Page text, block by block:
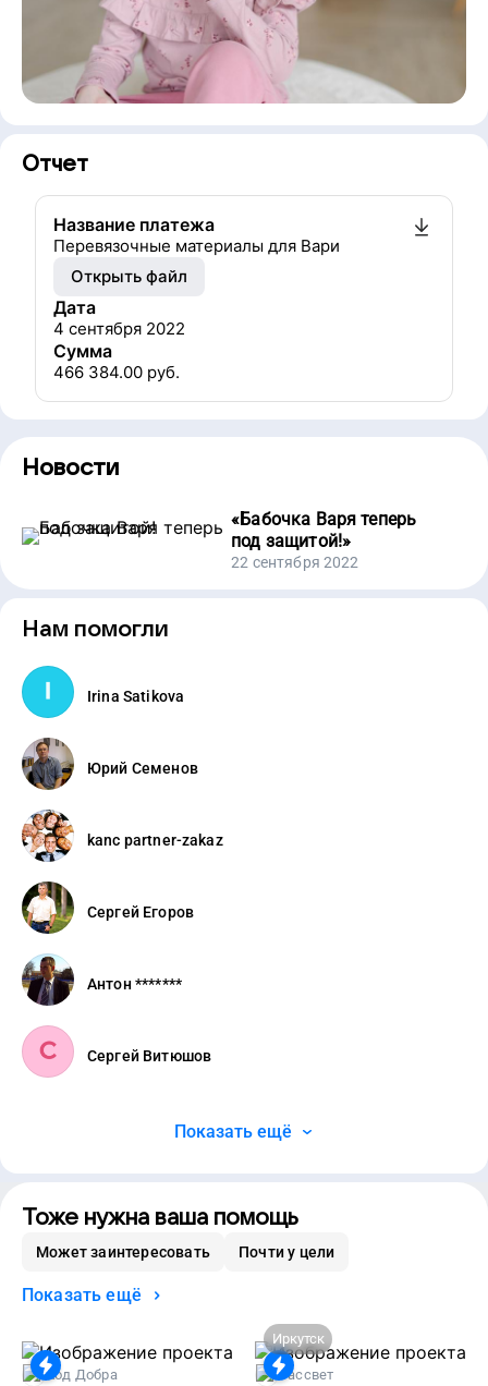
Отчет
Название платежа
Перевязочные материалы для Вари
Открыть файл
Дата
4 сентября 2022
Сумма
466 384.00 руб.
Новости
«Бабочка Варя теперь
под защитой!»
22 сентября 2022
Нам помогли
Irina Satikova
Юрий Семенов
kanc partner-zakaz
Сергей Егоров
Антон *******
Сергей Витюшов
Показать ещё
Тоже нужна ваша помощь
Может заинтересовать Почти у цели
Показать ещё
Код Добра
Иркутск
Рассвет